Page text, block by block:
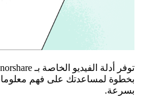
بخطوة لمساعدتك على فهم
بسرعة.